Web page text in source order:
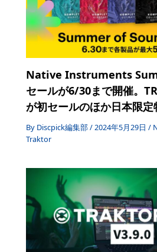
Native Instruments
セールが6/30まで開催。
が初セールのほか日本限定
By Discpick編集部/ 2024年5月29日/
Traktor